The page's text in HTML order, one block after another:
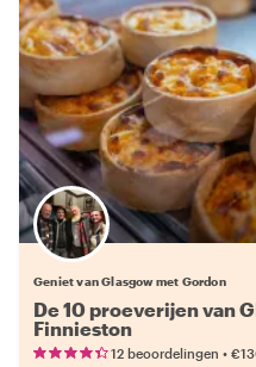
Geniet van Glasgow met Gordon
De 10 proeverijen van
Finnieston
12 beoordelingen •